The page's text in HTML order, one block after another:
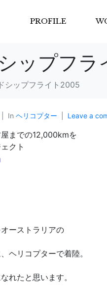
PROFILE
ップフ
シップフライト2005
In ヘリコプター Leave a
までの12,000kmを
クト
ーストラリアの
ヘリコプターで着陸。
れたと思います。